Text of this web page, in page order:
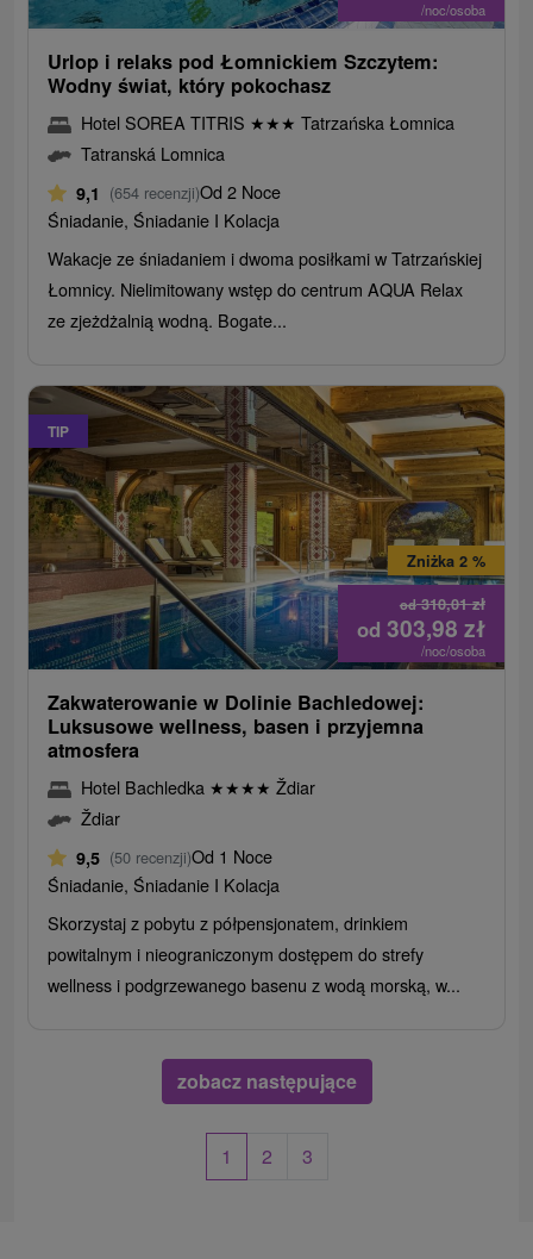
/noc/osoba
Urlop i relaks pod Łomnickiem Szczytem:
Wodny świat, który pokochasz
Hotel SOREA TITRIS ★★★ Tatrzańska Łomnica
Tatranská Lomnica
9,1 (654 recenzji)Od 2 Noce
Śniadanie, Śniadanie I Kolacja
Wakacje ze śniadaniem i dwoma posiłkami w Tatrzańskiej
Łomnicy. Nielimitowany wstęp do centrum AQUA Relax
ze zjeżdżalnią wodną. Bogate...
TIP
od310,01zł
Zniżka 2 %
od 303,98 zł
/noc/osoba
Zakwaterowanie w Dolinie Bachledowej:
Luksusowe wellness, basen i przyjemna
atmosfera
Hotel Bachledka ★★★★ Ždiar
Ždiar
9,5 (50 recenzji)Od 1 Noce
Śniadanie, Śniadanie I Kolacja
Skorzystaj z pobytu z półpensjonatem, drinkiem
powitalnym i nieograniczonym dostępem do strefy
wellness i podgrzewanego basenu z wodą morską, w...
zobacz następujące
1 2 3